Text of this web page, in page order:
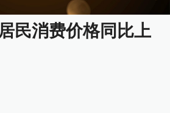
民消费价格同比上